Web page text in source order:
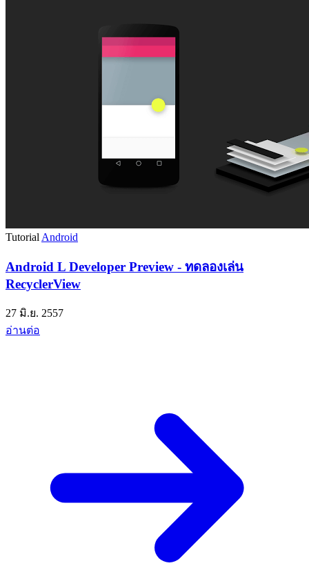
Tutorial Android
Android L Developer Preview - ทดลองเล่น
RecyclerView
27 มิ.ย. 2557
อ่านต่อ